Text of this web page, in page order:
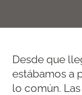
Desde que
estábamos a
lo común.